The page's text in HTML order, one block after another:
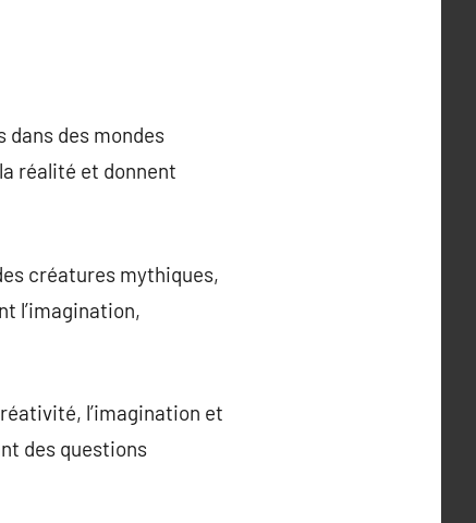
des mondes
réalité et donnent
créatures mythiques,
l’imagination,
l’imagination et
des questions